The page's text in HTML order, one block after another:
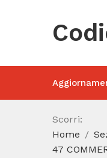
Scorri:
Home
47